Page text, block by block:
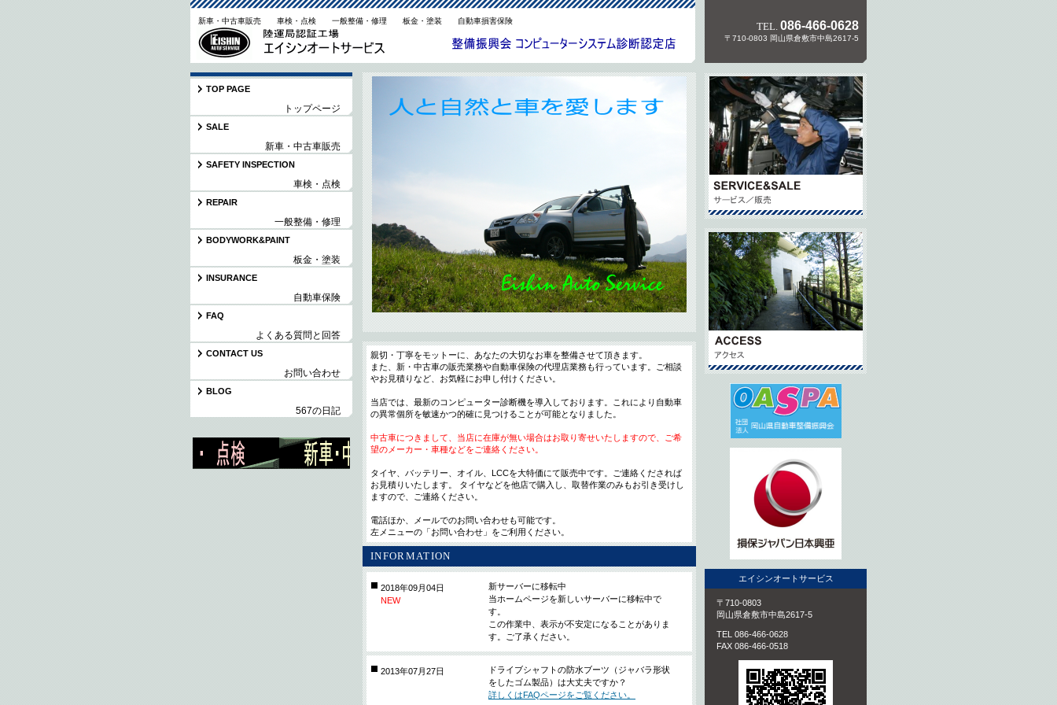
新車・中古車販売 車検・点検 一般整備・修理 板金・塗装 自動車損害保険 TEL. 086-466-0628
〒710-0803 岡山県倉敷市中島2617-5
親切・丁寧をモットーに、あなたの大切なお車を整備させて頂きます。
また、新・中古車の販売業務や自動車保険の代理店業務も行っています。ご相談
やお見積りなど、お気軽にお申し付けください。
当店では、最新のコンピューター診断機を導入しております。これにより自動車
の異常個所を敏速かつ的確に見つけることが可能となりました。
中古車につきまして、当店に在庫が無い場合はお取り寄せいたしますので、ご希
望のメーカー・車種などをご連絡ください。
タイヤ、バッテリー、オイル、LCCを大特価にて販売中です。ご連絡くだされば
お見積りいたします。 タイヤなどを他店で購入し、取替作業のみもお引き受けし
ますので、ご連絡ください。
電話ほか、メールでのお問い合わせも可能です。
左メニューの「お問い合わせ」をご利用ください。
INFORMATION
2018年09月04日
NEW
新サーバーに移転中
当ホームページを新しいサーバーに移転中で
す。
この作業中、表示が不安定になることがありま
す。ご了承ください。
2013年07月27日
ドライブシャフトの防水ブーツ（ジャバラ形状
をしたゴム製品）は大丈夫ですか？
詳しくはFAQページをご覧ください。
トップページ
TOP PAGE
新車・中古車販売
SALE
車検・点検
SAFETY INSPECTION
一般整備・修理
REPAIR
板金・塗装
BODYWORK&PAINT
自動車保険
INSURANCE
よくある質問と回答
FAQ
お問い合わせ
CONTACT US
567の日記
BLOG
エイシンオートサービス
〒710-0803
岡山県倉敷市中島2617-5
TEL 086-466-0628
FAX 086-466-0518